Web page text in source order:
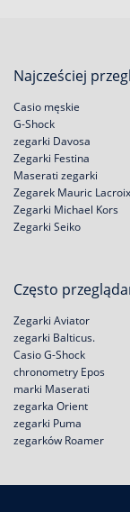
Najcześciej
Casio męskie
G-Shock
zegarki Davosa
Zegarki Festina
Maserati zegarki
Zegarek Mauric Lacroix
Zegarki Michael Kors
Zegarki Seiko
Często
Zegarki Aviator
zegarki Balticus.
Casio G-Shock
chronometry Epos
marki Maserati
zegarka Orient
zegarki Puma
zegarków Roamer